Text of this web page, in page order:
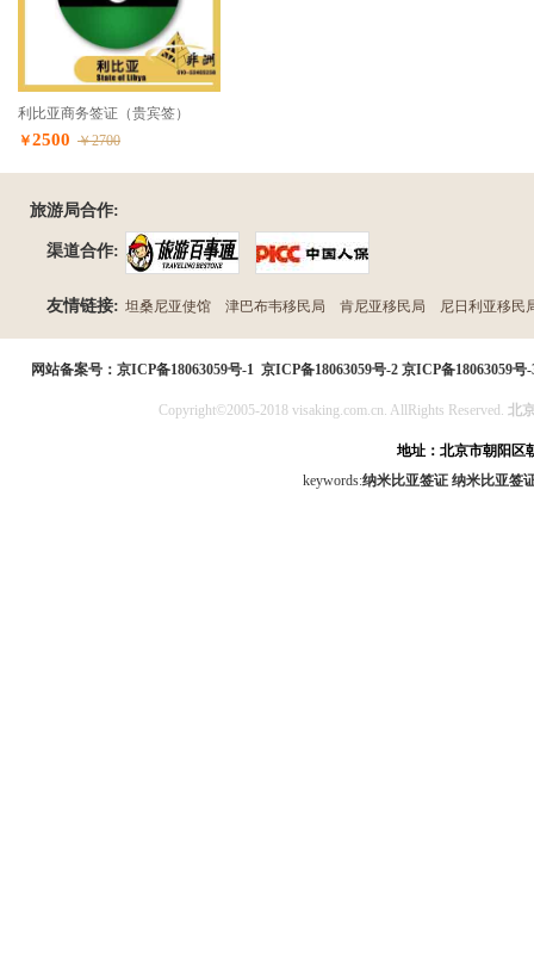
利比亚商务签证（贵宾签）
￥2500 ￥2700
旅游局合作:
渠道合作:
友情链接: 坦桑尼亚使馆 津巴布韦移民局 肯尼亚移民局 尼日利亚移民
网站备案号： 京ICP备18063059号-1 京ICP备18063059号-2 京ICP备18063059号-
Copyright©2005-2018 visaking.com.cn. AllRights Reserved. 北
地址：北京市朝阳区
keywords:纳米比亚签证 纳米比亚签